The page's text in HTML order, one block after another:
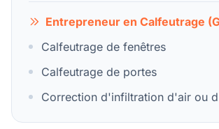
Entrepreneur en Calfeutrage
Calfeutrage de fenêtres
Calfeutrage de portes
Correction d'infiltration d'air ou